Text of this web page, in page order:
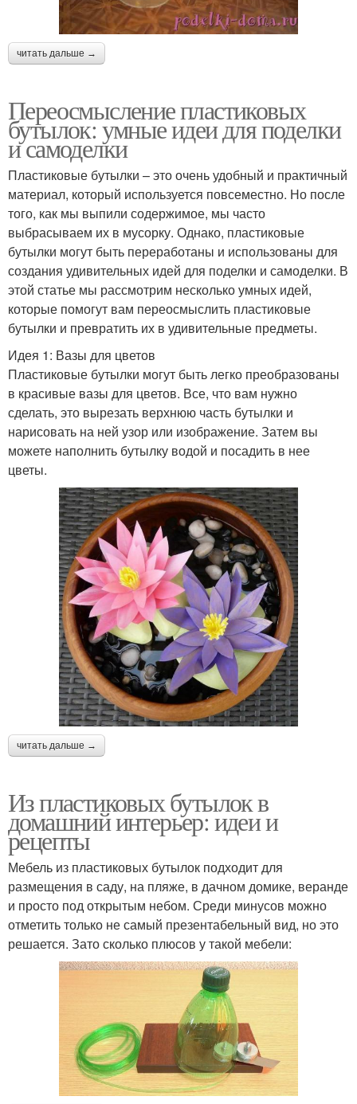
читать дальше →
Переосмысление пластиковых
бутылок: умные идеи для поделки
и самоделки
Пластиковые бутылки – это очень удобный и практичный
материал, который используется повсеместно. Но после
того, как мы выпили содержимое, мы часто
выбрасываем их в мусорку. Однако, пластиковые
бутылки могут быть переработаны и использованы для
создания удивительных идей для поделки и самоделки. В
этой статье мы рассмотрим несколько умных идей,
которые помогут вам переосмыслить пластиковые
бутылки и превратить их в удивительные предметы.
Идея 1: Вазы для цветов
Пластиковые бутылки могут быть легко преобразованы
в красивые вазы для цветов. Все, что вам нужно
сделать, это вырезать верхнюю часть бутылки и
нарисовать на ней узор или изображение. Затем вы
можете наполнить бутылку водой и посадить в нее
цветы.
читать дальше →
Из пластиковых бутылок в
домашний интерьер: идеи и
рецепты
Мебель из пластиковых бутылок подходит для
размещения в саду, на пляже, в дачном домике, веранде
и просто под открытым небом. Среди минусов можно
отметить только не самый презентабельный вид, но это
решается. Зато сколько плюсов у такой мебели: